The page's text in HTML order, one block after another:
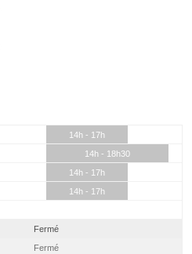
14h - 17h
14h - 18h30
14h - 17h
14h - 17h
Fermé
Fermé